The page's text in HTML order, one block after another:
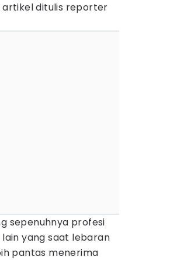
artikel ditulis reporter
sepenuhnya profesi
yang saat lebaran
pantas menerima